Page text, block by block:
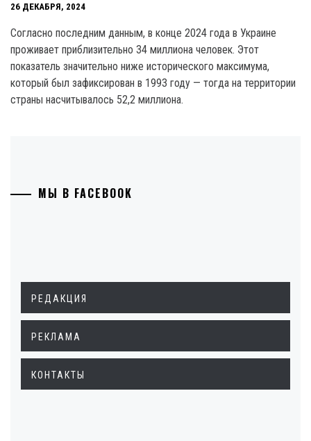
26 ДЕКАБРЯ, 2024
Согласно последним данным, в конце 2024 года в Украине
проживает приблизительно 34 миллиона человек. Этот
показатель значительно ниже исторического максимума,
который был зафиксирован в 1993 году — тогда на территории
страны насчитывалось 52,2 миллиона.
МЫ В FACEBOOK
РЕДАКЦИЯ
РЕКЛАМА
КОНТАКТЫ